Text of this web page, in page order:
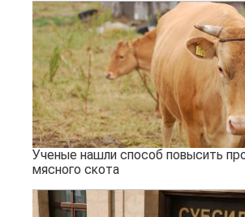
Ученые нашли способ повысить
мясного скота